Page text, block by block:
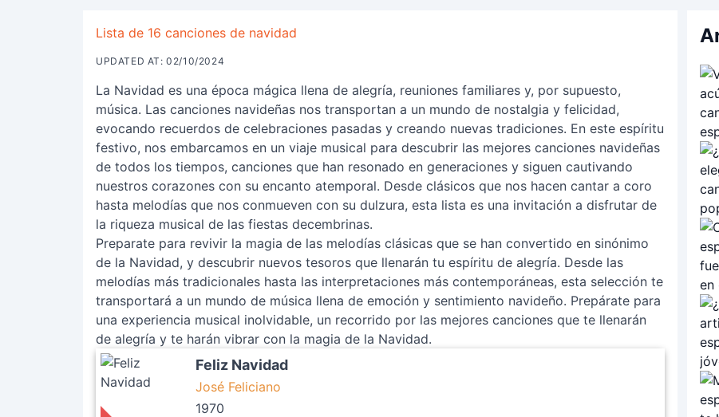
Lista de 16 canciones de navidad
UPDATED AT: 02/10/2024
La Navidad es una época mágica llena de alegría, reuniones familiares y, por supuesto,
música. Las canciones navideñas nos transportan a un mundo de nostalgia y felicidad,
evocando recuerdos de celebraciones pasadas y creando nuevas tradiciones. En este espíritu
festivo, nos embarcamos en un viaje musical para descubrir las mejores canciones navideñas
de todos los tiempos, canciones que han resonado en generaciones y siguen cautivando
nuestros corazones con su encanto atemporal. Desde clásicos que nos hacen cantar a coro
hasta melodías que nos conmueven con su dulzura, esta lista es una invitación a disfrutar de
la riqueza musical de las fiestas decembrinas.
Preparate para revivir la magia de las melodías clásicas que se han convertido en sinónimo
de la Navidad, y descubrir nuevos tesoros que llenarán tu espíritu de alegría. Desde las
melodías más tradicionales hasta las interpretaciones más contemporáneas, esta selección te
transportará a un mundo de música llena de emoción y sentimiento navideño. Prepárate para
una experiencia musical inolvidable, un recorrido por las mejores canciones que te llenarán
de alegría y te harán vibrar con la magia de la Navidad.
Feliz Navidad
José Feliciano
1970